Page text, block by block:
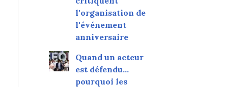
l'organisation de
l'événement
anniversaire
Quand un acteur
est défendu…
pourquoi les